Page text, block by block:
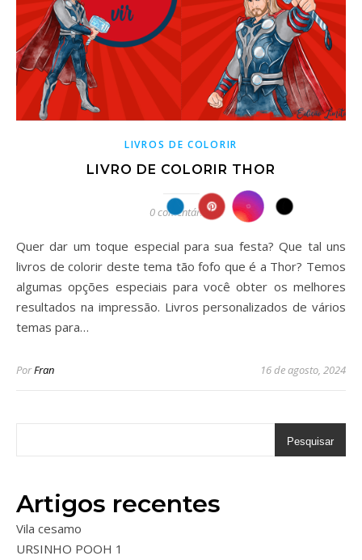
LIVROS DE COLORIR
LIVRO DE COLORIR THOR
0 comentários
Quer dar um toque especial para sua festa? Que tal uns
livros de colorir deste tema tão fofo que é a Thor? Temos
algumas opções especiais para você obter os melhores
resultados na impressão. Livros personalizados de vários
temas para…
PorFran 16 de agosto, 2024
Pesquisar
Artigos recentes
Vila cesamo
URSINHO POOH 1